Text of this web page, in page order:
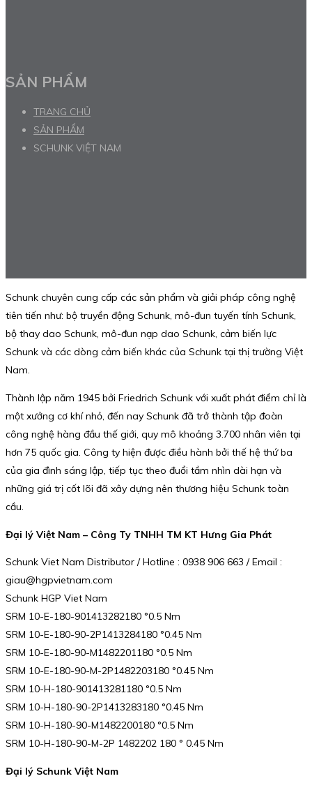
SẢN PHẨM
TRANG CHỦ
SẢN PHẨM
SCHUNK VIỆT NAM
Schunk chuyên cung cấp các sản phẩm và giải pháp công nghệ
tiên tiến như: bộ truyền động Schunk, mô-đun tuyến tính Schunk,
bộ thay dao Schunk, mô-đun nạp dao Schunk, cảm biến lực
Schunk và các dòng cảm biến khác của Schunk tại thị trường Việt
Nam.
Thành lập năm 1945 bởi Friedrich Schunk với xuất phát điểm chỉ là
một xưởng cơ khí nhỏ, đến nay Schunk đã trở thành tập đoàn
công nghệ hàng đầu thế giới, quy mô khoảng 3.700 nhân viên tại
hơn 75 quốc gia. Công ty hiện được điều hành bởi thế hệ thứ ba
của gia đình sáng lập, tiếp tục theo đuổi tầm nhìn dài hạn và
những giá trị cốt lõi đã xây dựng nên thương hiệu Schunk toàn
cầu.
Đại lý Việt Nam – Công Ty TNHH TM KT Hưng Gia Phát
Schunk Viet Nam Distributor / Hotline : 0938 906 663 / Email :
giau@hgpvietnam.com
Schunk HGP Viet Nam
SRM 10-E-180-901413282180 °0.5 Nm
SRM 10-E-180-90-2P1413284180 °0.45 Nm
SRM 10-E-180-90-M1482201180 °0.5 Nm
SRM 10-E-180-90-M-2P1482203180 °0.45 Nm
SRM 10-H-180-901413281180 °0.5 Nm
SRM 10-H-180-90-2P1413283180 °0.45 Nm
SRM 10-H-180-90-M1482200180 °0.5 Nm
SRM 10-H-180-90-M-2P 1482202 180 ° 0.45 Nm
Đại lý Schunk Việt Nam